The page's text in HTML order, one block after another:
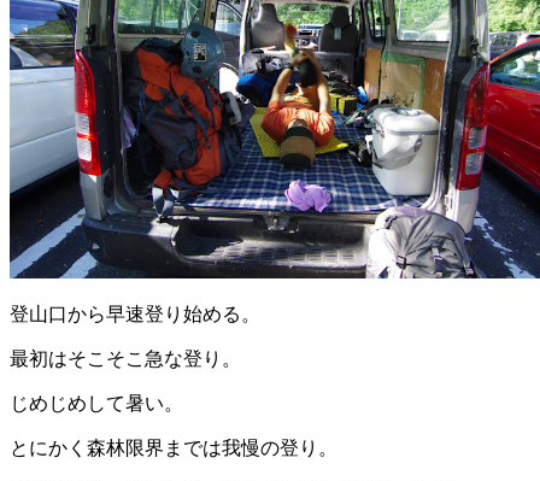
登山口から早速登り始める。
最初はそこそこ急な登り。
じめじめして暑い。
とにかく森林限界までは我慢の登り。